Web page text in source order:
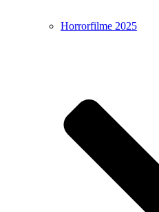
Horrorfilme 2025